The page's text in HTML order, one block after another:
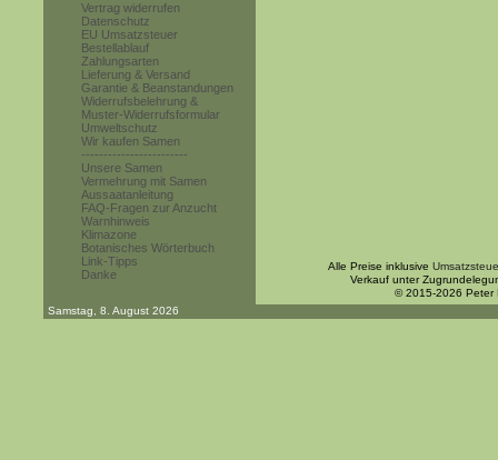
Vertrag widerrufen
Datenschutz
EU Umsatzsteuer
Bestellablauf
Zahlungsarten
Lieferung & Versand
Garantie & Beanstandungen
Widerrufsbelehrung &
Muster-Widerrufsformular
Umweltschutz
Wir kaufen Samen
------------------------
Unsere Samen
Vermehrung mit Samen
Aussaatanleitung
FAQ-Fragen zur Anzucht
Warnhinweis
Klimazone
Botanisches Wörterbuch
Link-Tipps
Danke
Alle Preise inklusive
Verkauf unter
© 2015-2026 Peter
Samstag, 8. August 2026